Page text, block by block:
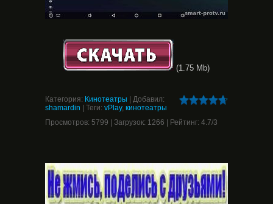
(1.75 Mb)
Категория: Кинотеатры Добавил:
shamardin
Теги: vPlay, кинотеатры
Просмотров: 5799 Загрузок: 1266 Рейтинг: 4.7/3